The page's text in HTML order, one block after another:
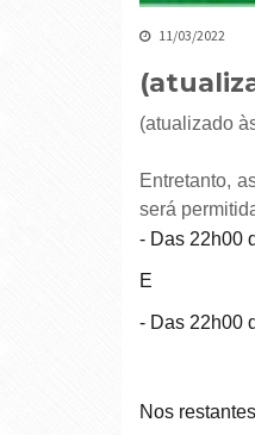
11/03/2022
(atualizado
Entretanto,
será
- Das
e
- Das
Nos